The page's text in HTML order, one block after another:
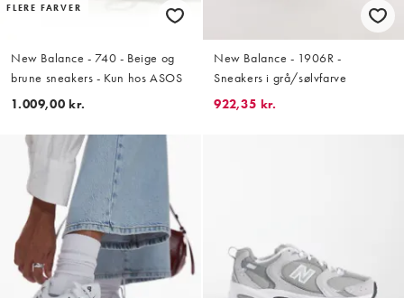
FLERE FARVER
New Balance - 740 - Beige og
brune sneakers - Kun hos ASOS
1.009,00 kr.
New Balance - 1906R -
Sneakers i grå/sølvfarve
922,35 kr.